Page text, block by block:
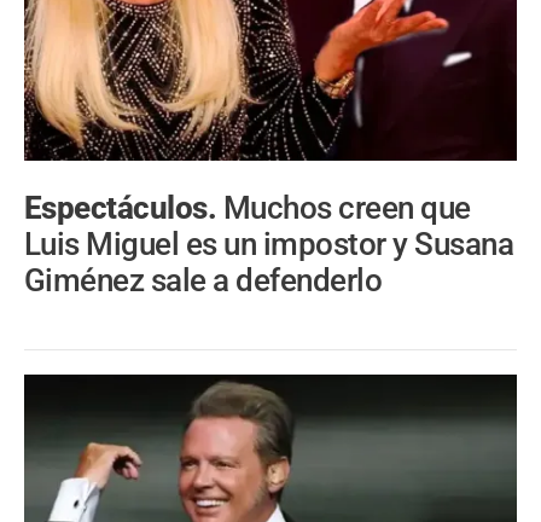
Espectáculos. Muchos creen que
Luis Miguel es un impostor y Susana
Giménez sale a defenderlo